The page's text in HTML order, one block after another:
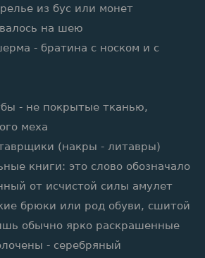
из бус или монет
на шею
- братина с носком и с
- не покрытые тканью,
меха
(накры - литавры)
книги: это слово обозначало
от исчистой силы амулет
брюки или род обуви, сшитой
обычно ярко раскрашенные
- серебряный